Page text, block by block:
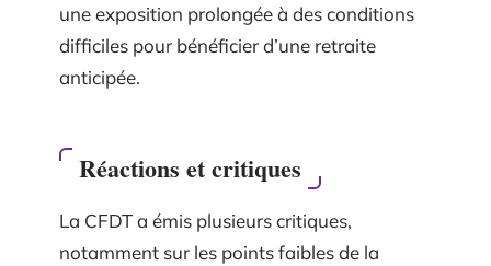
une exposition prolongée à des conditions
difficiles pour bénéficier d’une retraite
anticipée.
Réactions et critiques
La CFDT a émis plusieurs critiques,
notamment sur les points faibles de la